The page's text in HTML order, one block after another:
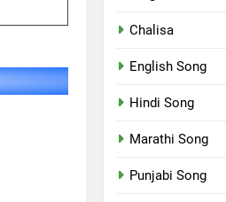
Chalisa
English Song
Hindi Song
Marathi Song
Punjabi Song